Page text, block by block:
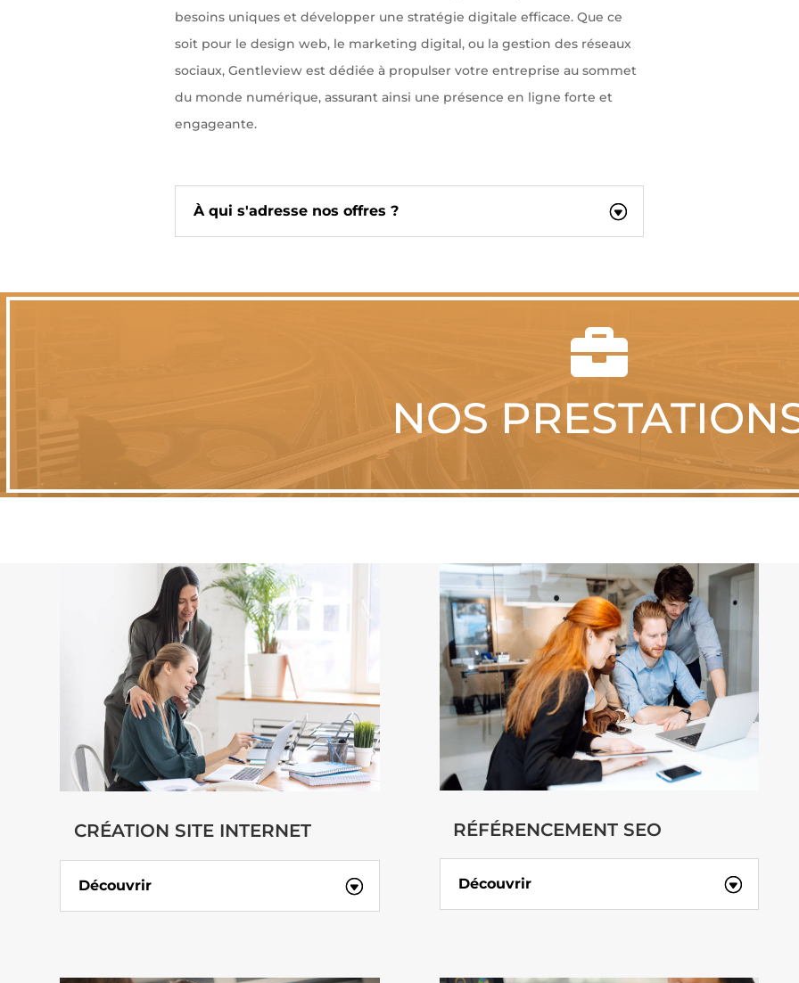
besoins uniques et développer une stratégie digitale efficace. Que ce
soit pour le design web, le marketing digital, ou la gestion des réseaux
sociaux, Gentleview est dédiée à propulser votre entreprise au sommet
du monde numérique, assurant ainsi une présence en ligne forte et
engageante.
À qui s'adresse nos offres ?

NOS
CRÉATION SITE INTERNET
Découvrir
RÉFÉRENCEMENT SEO
Découvrir